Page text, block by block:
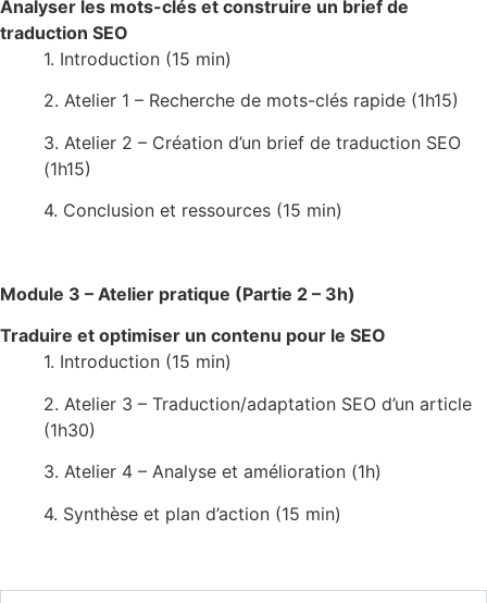
Analyser les mots-clés et construire un brief de
traduction SEO
1. Introduction (15 min)
2. Atelier 1 – Recherche de mots-clés rapide (1h15)
3. Atelier 2 – Création d’un brief de traduction SEO
(1h15)
4. Conclusion et ressources (15 min)
Module 3 – Atelier pratique (Partie 2 – 3h)
Traduire et optimiser un contenu pour le SEO
1. Introduction (15 min)
2. Atelier 3 – Traduction/adaptation SEO d’un article
(1h30)
3. Atelier 4 – Analyse et amélioration (1h)
4. Synthèse et plan d’action (15 min)